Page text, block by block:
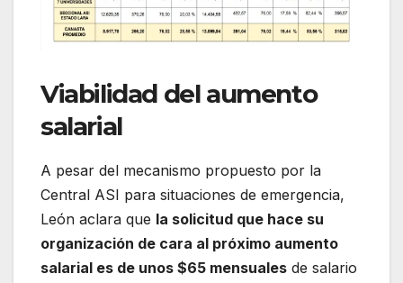
Viabilidad del aumento
salarial
A pesar del mecanismo propuesto por la
Central ASI para situaciones de emergencia,
León aclara que la solicitud que hace su
organización de cara al próximo aumento
salarial es de unos $65 mensuales de salario